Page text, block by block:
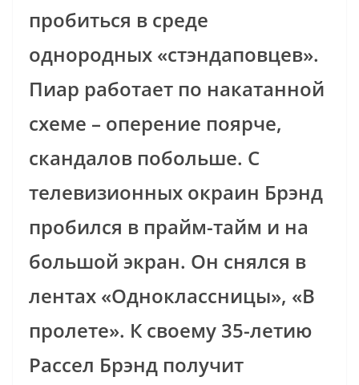
пробиться в среде
однородных «стэндаповцев».
Пиар работает по накатанной
схеме – оперение поярче,
скандалов побольше. С
телевизионных окраин Брэнд
пробился в прайм-тайм и на
большой экран. Он снялся в
лентах «Одноклассницы», «В
пролете». К своему 35-летию
Рассел Брэнд получит